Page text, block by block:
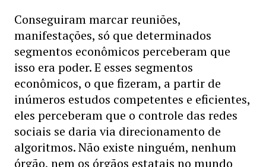
Conseguiram marcar reuniões,
manifestações, só que determinados
segmentos econômicos perceberam que
isso era poder. E esses segmentos
econômicos, o que fizeram, a partir de
inúmeros estudos competentes e eficientes,
eles perceberam que o controle das redes
sociais se daria via direcionamento de
algoritmos. Não existe ninguém, nenhum
órgão, nem os órgãos estatais no mundo